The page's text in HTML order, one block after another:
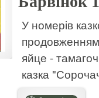
У номерів
продовженням
яйце -
казка